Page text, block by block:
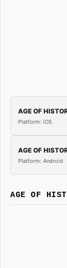
AGE OF
Platform: iOS
AGE OF
Platform: Android
AGE OF